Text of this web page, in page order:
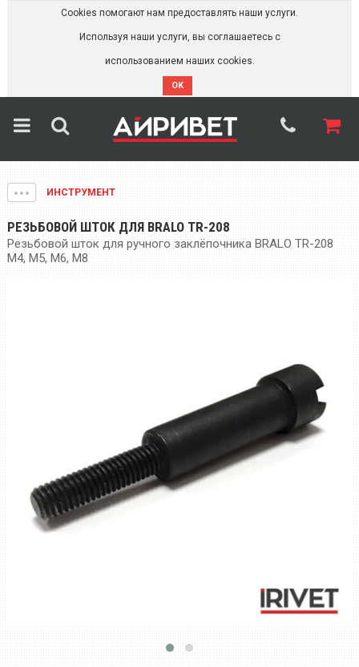
Cookies помогают нам предоставлять наши услуги.
Используя наши услуги, вы соглашаетесь с
использованием наших cookies.
OK
ИНСТРУМЕНТ
РЕЗЬБОВОЙ ШТОК ДЛЯ BRALO TR-208
Резьбовой шток для ручного заклёпочника BRALO TR-208
M4, M5, M6, М8